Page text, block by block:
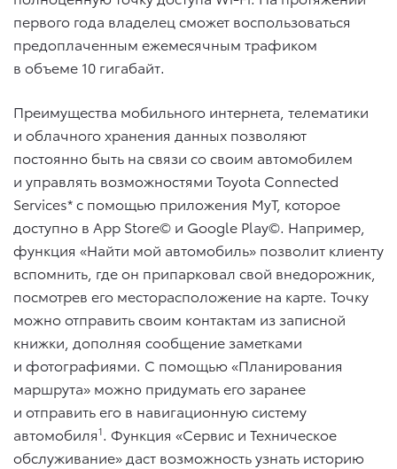
первого года владелец сможет воспользоваться
предоплаченным ежемесячным трафиком
в объеме 10 гигабайт.
Преимущества мобильного интернета, телематики
и облачного хранения данных позволяют
постоянно быть на связи со своим автомобилем
и управлять возможностями Toyota Connected
Services* с помощью приложения MyT, которое
доступно в App Store© и Google Play©. Например,
функция «Найти мой автомобиль» позволит клиенту
вспомнить, где он припарковал свой внедорожник,
посмотрев его месторасположение на карте. Точку
можно отправить своим контактам из записной
книжки, дополняя сообщение заметками
и фотографиями. С помощью «Планирования
маршрута» можно придумать его заранее
и отправить его в навигационную систему
автомобиля1. Функция «Сервис и Техническое
обслуживание» даст возможность узнать историю